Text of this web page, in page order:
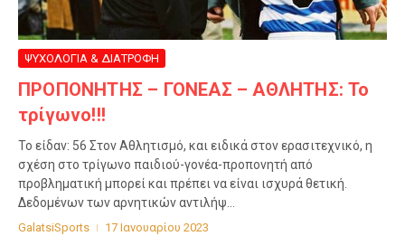
ΨΥΧΟΛΟΓΙΑ & ΔΙΑΤΡΟΦΗ
ΠΡΟΠΟΝΗΤΗΣ – ΓΟΝΕΑΣ – ΑΘΛΗΤΗΣ: Το
τρίγωνο!!!
Το είδαν: 56 Στον Αθλητισμό, και ειδικά στον ερασιτεχνικό, η
σχέση στο τρίγωνο παιδιού-γονέα-προπονητή από
προβληματική μπορεί και πρέπει να είναι ισχυρά θετική.
Δεδομένων των αρνητικών αντιλήψ...
GalatsiSports 17 Ιανουαρίου 2023